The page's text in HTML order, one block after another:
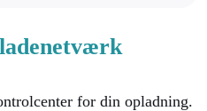
for din opladning.